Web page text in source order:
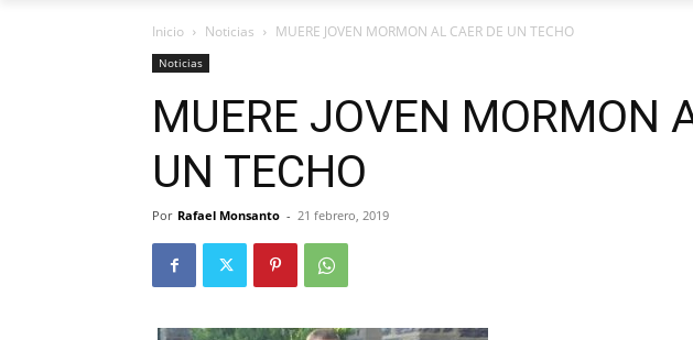
Inicio Noticias MUERE JOVEN MORMON AL CAER DE UN TECHO
Noticias
MUERE JOVEN MORMON
UN TECHO
Por Rafael Monsanto - 21 febrero, 2019